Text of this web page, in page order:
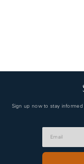
Sign up now to stay